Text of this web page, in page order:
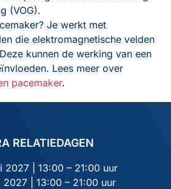
(VOG).
Je werkt met
die elektromagnetische velden
kunnen de werking van een
Lees meer over
pacemaker.
RELATIEDAGEN
2027 | 13:00 – 21:00 uur
2027 | 13:00 – 21:00 uur